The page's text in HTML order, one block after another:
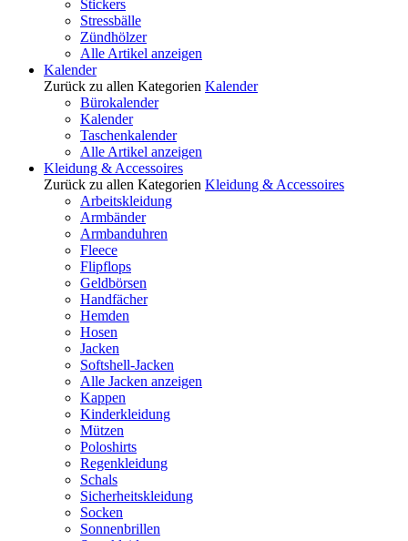
Stickers
Stressbälle
Zündhölzer
Alle Artikel anzeigen
Kalender
Zurück zu allen Kategorien Kalender
Bürokalender
Kalender
Taschenkalender
Alle Artikel anzeigen
Kleidung & Accessoires
Zurück zu allen Kategorien Kleidung & Accessoires
Arbeitskleidung
Armbänder
Armbanduhren
Fleece
Flipflops
Geldbörsen
Handfächer
Hemden
Hosen
Jacken
Softshell-Jacken
Alle Jacken anzeigen
Kappen
Kinderkleidung
Mützen
Poloshirts
Regenkleidung
Schals
Sicherheitskleidung
Socken
Sonnenbrillen